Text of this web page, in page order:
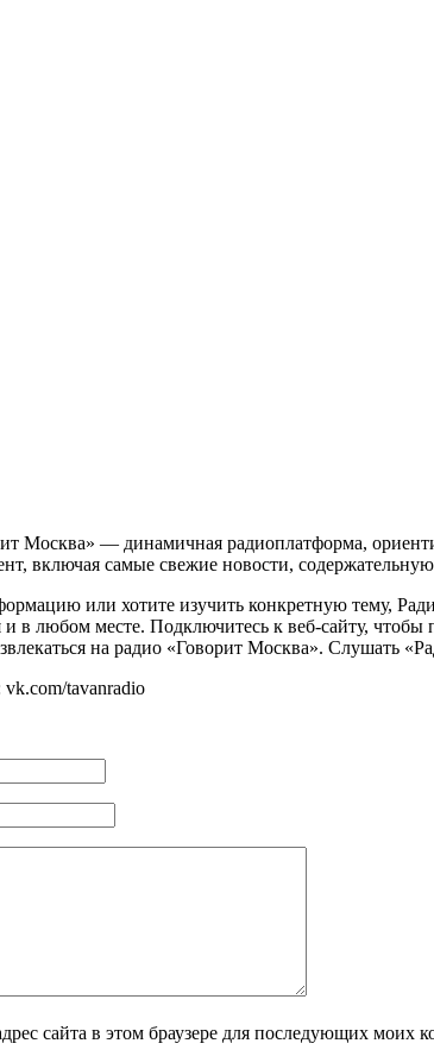
Москва» — динамичная радиоплатформа,
включая самые свежие новости,
или хотите изучить конкретную тему,
в любом месте. Подключитесь к веб-сайту, чтобы
на радио «Говорит Москва». Слушать
tavanradio
сайта в этом браузере для последующих моих